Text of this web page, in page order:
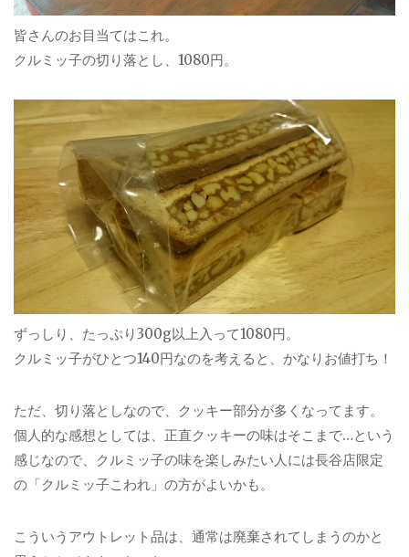
皆さんのお目当てはこれ。
クルミッ子の切り落とし、1080円。
ずっしり、たっぷり300g以上入って1080円。
クルミッ子がひとつ140円なのを考えると、かなりお値打ち！
ただ、切り落としなので、クッキー部分が多くなってます。
個人的な感想としては、正直クッキーの味はそこまで…という
感じなので、クルミッ子の味を楽しみたい人には長谷店限定
の「クルミッ子こわれ」の方がよいかも。
こういうアウトレット品は、通常は廃棄されてしまうのかと